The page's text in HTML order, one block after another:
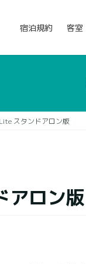
宿泊規約 客室
スタンドアロン版
アロン版